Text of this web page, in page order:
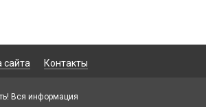
сайта Контакты
Вся информация